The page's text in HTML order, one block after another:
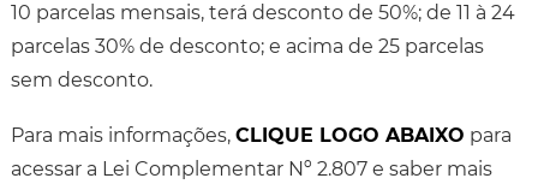
10 parcelas mensais, terá desconto de 50%; de 11 à 24
parcelas 30% de desconto; e acima de 25 parcelas
sem desconto.
Para mais informações, CLIQUE LOGO ABAIXO para
acessar a Lei Complementar Nº 2.807 e saber mais